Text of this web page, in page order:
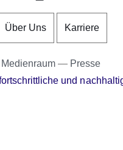
Über Uns Karriere
Medienraum
Presse
und